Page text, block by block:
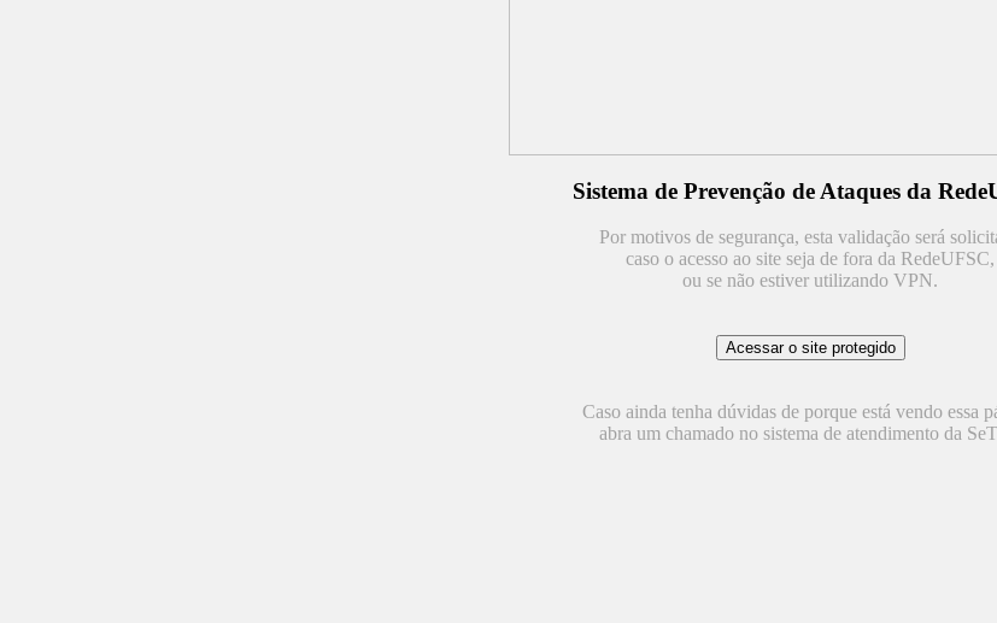
Sistema de Prevenção de Ataques da
Por motivos de segurança, esta validação será
caso o acesso ao site seja de fora da RedeUFSC,
ou se não estiver utilizando VPN.
Caso ainda tenha dúvidas de porque está vendo essa
abra um chamado no sistema de atendimento da